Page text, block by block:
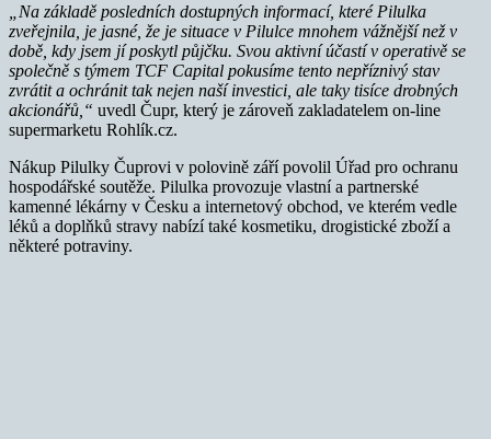
„Na základě posledních dostupných informací, které Pilulka
zveřejnila, je jasné, že je situace v Pilulce mnohem vážnější než v
době, kdy jsem jí poskytl půjčku. Svou aktivní účastí v operativě se
společně s týmem TCF Capital pokusíme tento nepříznivý stav
zvrátit a ochránit tak nejen naší investici, ale taky tisíce drobných
akcionářů,“ uvedl Čupr, který je zároveň zakladatelem on-line
supermarketu Rohlík.cz.
Nákup Pilulky Čuprovi v polovině září povolil Úřad pro ochranu
hospodářské soutěže. Pilulka provozuje vlastní a partnerské
kamenné lékárny v Česku a internetový obchod, ve kterém vedle
léků a doplňků stravy nabízí také kosmetiku, drogistické zboží a
některé potraviny.